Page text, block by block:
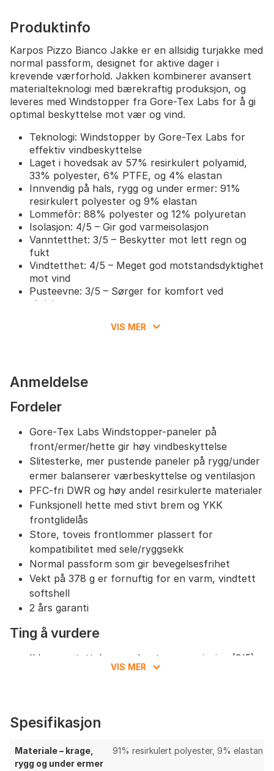
Produktinfo
Karpos Pizzo Bianco Jakke er en allsidig turjakke med
normal passform, designet for aktive dager i
krevende værforhold. Jakken kombinerer avansert
materialteknologi med bærekraftig produksjon, og
leveres med Windstopper fra Gore-Tex Labs for å gi
optimal beskyttelse mot vær og vind.
Teknologi: Windstopper by Gore-Tex Labs for
effektiv vindbeskyttelse
Laget i hovedsak av 57% resirkulert polyamid,
33% polyester, 6% PTFE, og 4% elastan
Innvendig på hals, rygg og under ermer: 91%
resirkulert polyester og 9% elastan
Lommefôr: 88% polyester og 12% polyuretan
Isolasjon: 4/5 – Gir god varmeisolasjon
Vanntetthet: 3/5 – Beskytter mot lett regn og
fukt
Vindtetthet: 4/5 – Meget god motstandsdyktighet
mot vind
Pusteevne: 3/5 – Sørger for komfort ved
aktivitet
Forventet opprinnelsesland: Vietnam
Normal passform – velg din vanlige størrelse for
optimal komfort og bevegelsesfrihet.
VIS MER
Anmeldelse
Fordeler
Gore‑Tex Labs Windstopper-paneler på
front/ermer/hette gir høy vindbeskyttelse
Slitesterke, mer pustende paneler på rygg/under
ermer balanserer værbeskyttelse og ventilasjon
PFC‑fri DWR og høy andel resirkulerte materialer
Funksjonell hette med stivt brem og YKK
frontglidelås
Store, toveis frontlommer plassert for
kompatibilitet med sele/ryggsekk
Normal passform som gir bevegelsesfrihet
Vekt på 378 g er fornuftig for en varm, vindtett
softshell
2 års garanti
Ting å vurdere
Ikke vanntett; kun moderat vannavvisning (3/5)
Begrenset pusteevne (3/5) sammenlignet med
Manglende oppgitte ventilasjonsglidelåser
reduserer termoregulering under høy intensitet
Membranbasert front kan føles klam ved hard
aktivitet i mildt vær
VIS MER
Spesifikasjon
Materiale – krage,
rygg og under ermer
91% resirkulert polyester, 9% elastan